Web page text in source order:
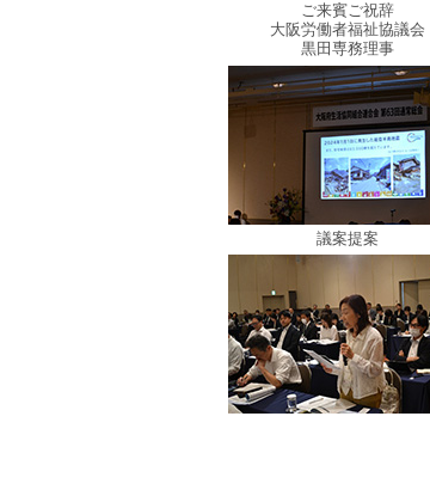
ご来賓ご祝辞
大阪労働者福祉協議会
黒田専務理事
議案提案